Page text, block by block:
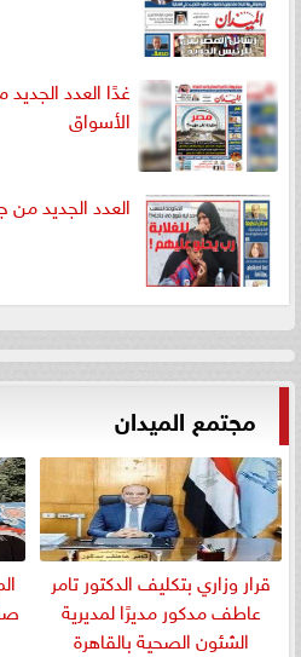
غدًا العدد
الأسواق
العدد الجديد من
مجتمع الميدان
قرار وزاري بتكليف الدكتور تامر
عاطف مدكور مديرًا لمديرية
الشئون الصحية بالقاهرة